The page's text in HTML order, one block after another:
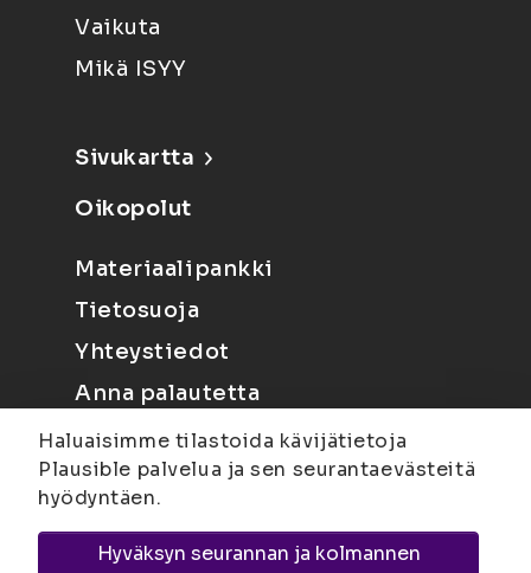
Vaikuta
Mikä ISYY
Sivukartta
Oikopolut
Materiaalipankki
Tietosuoja
Yhteystiedot
Anna palautetta
Haluaisimme tilastoida kävijätietoja
Plausible palvelua ja sen seurantaevästeitä
hyödyntäen.
Hyväksyn seurannan ja kolmannen